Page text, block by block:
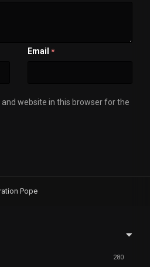
Email *
website in this browser for the
Pope
280